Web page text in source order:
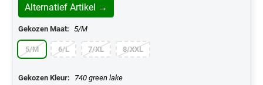
Alternatief Artikel →
Gekozen Maat: 5/M
5/M 6/L 7/XL 8/XXL
Gekozen Kleur: 740 green lake